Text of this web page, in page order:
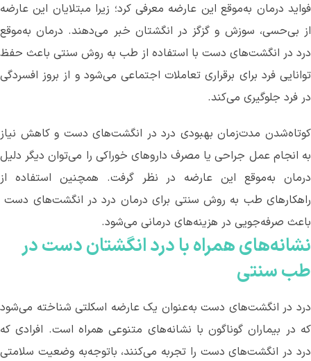
فواید درمان به‌موقع این عارضه معرفی کرد؛ زیرا مبتلایان این عارضه
از بی‌‌حسی، سوزش و گزگز در انگشتان خبر می‌دهند. درمان به‌موقع
درد در انگشت‌های دست با استفاده از طب به روش سنتی باعث حفظ
توانایی فرد برای برقراری تعاملات اجتماعی می‌شود و از بروز افسردگی‌
در فرد جلوگیری می‌کند.
کوتاه‌شدن مدت‌زمان بهبودی درد در انگشت‌های دست و کاهش نیاز
به انجام عمل جراحی یا مصرف داروهای خوراکی‌ را می‌توان دیگر دلیل
درمان به‌موقع این عارضه در نظر گرفت. همچنین استفاده از
راهکارهای طب به روش سنتی برای درمان درد در انگشت‌های دست ‌
باعث صرفه‌جویی در هزینه‌های درمانی می‌شود.
نشانه‌های همراه با درد انگشتان دست در
طب سنتی
درد در انگشت‌های دست به‌عنوان یک عارضه اسکلتی شناخته می‌شود
که در بیماران گوناگون با نشانه‌های متنوعی همراه است. افرادی که
درد در انگشت‌های دست را تجربه می‌کنند، باتوجه‌به وضعیت سلامتی